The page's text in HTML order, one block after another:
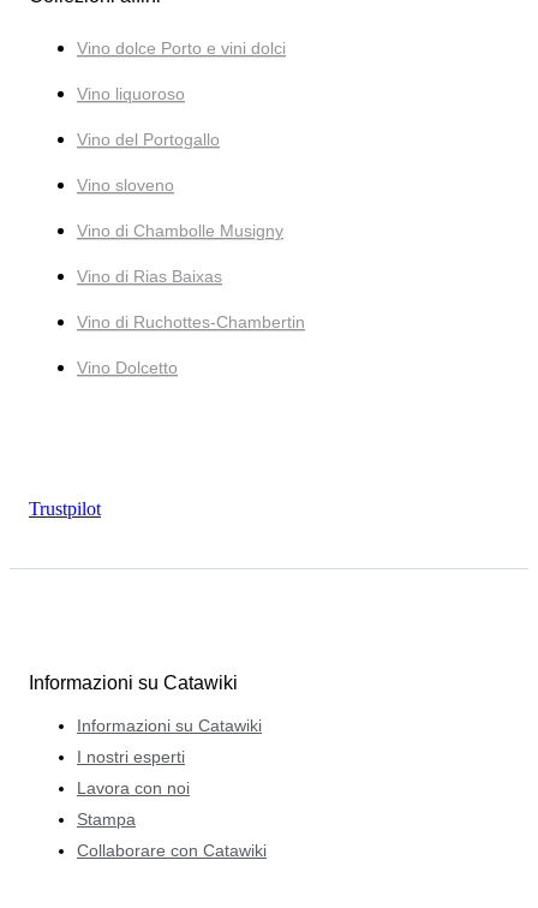
Vino dolce Porto e vini dolci
Vino liquoroso
Vino del Portogallo
Vino sloveno
Vino di Chambolle Musigny
Vino di Rias Baixas
Vino di Ruchottes-Chambertin
Vino Dolcetto
Trustpilot
Informazioni su Catawiki
Informazioni su Catawiki
I nostri esperti
Lavora con noi
Stampa
Collaborare con Catawiki